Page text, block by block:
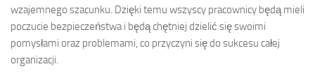
wzajemnego szacunku. Dzięki temu wszyscy pracownicy będą mieli
poczucie bezpieczeństwa i będą chętniej dzielić się swoimi
pomysłami oraz problemami, co przyczyni się do sukcesu całej
organizacji.